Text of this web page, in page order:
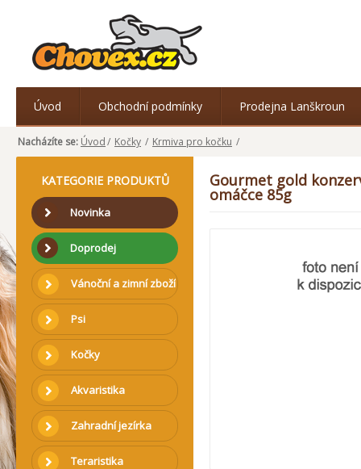
Úvod Obchodní podmínky Prodejna Lanškroun
Nacházíte se: Úvod/ Kočky / Krmiva pro kočku /
KATEGORIE PRODUKTŮ
Novinka
Doprodej
Vánoční a zimní zboží
Psi
Kočky
Akvaristika
Zahradní jezírka
Teraristika
Gourmet gold
omáčce 85g